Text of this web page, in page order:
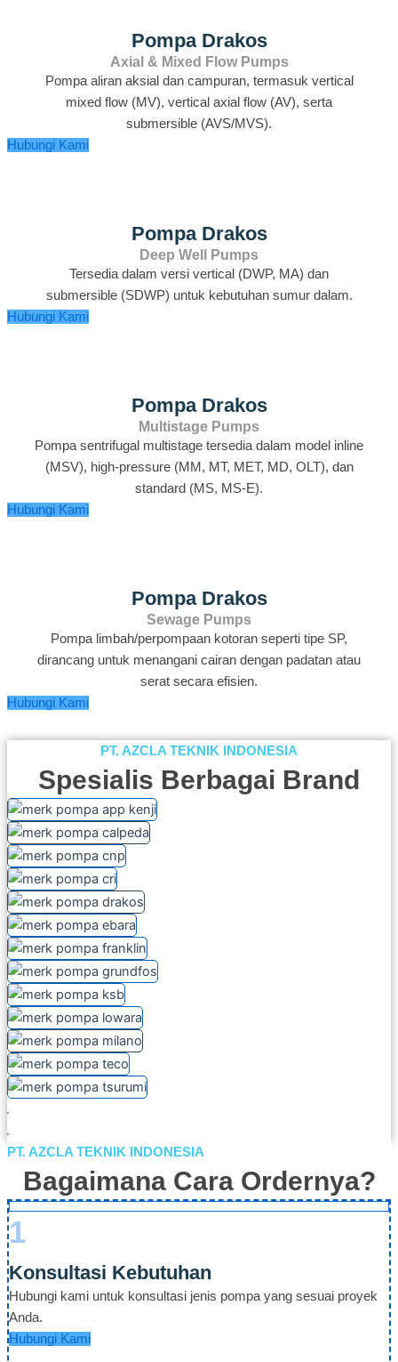
Pompa Drakos
Axial & Mixed Flow Pumps
Pompa aliran aksial dan campuran, termasuk vertical
mixed flow (MV), vertical axial flow (AV), serta
submersible (AVS/MVS).
Hubungi Kami
Pompa Drakos
Deep Well Pumps
Tersedia dalam versi vertical (DWP, MA) dan
submersible (SDWP) untuk kebutuhan sumur dalam.
Hubungi Kami
Pompa Drakos
Multistage Pumps
Pompa sentrifugal multistage tersedia dalam model inline
(MSV), high‑pressure (MM, MT, MET, MD, OLT), dan
standard (MS, MS‑E).
Hubungi Kami
Pompa Drakos
Sewage Pumps
Pompa limbah/perpompaan kotoran seperti tipe SP,
dirancang untuk menangani cairan dengan padatan atau
serat secara efisien.
Hubungi Kami
PT. AZCLA TEKNIK INDONESIA
Spesialis Berbagai Brand
PT. AZCLA TEKNIK INDONESIA
Bagaimana Cara Ordernya?
1
Konsultasi Kebutuhan
Hubungi kami untuk konsultasi jenis pompa yang sesuai proyek
Anda.
Hubungi Kami